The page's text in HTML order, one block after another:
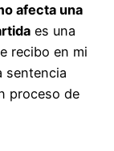
afecta una
es una
recibo en mi
sentencia
proceso de